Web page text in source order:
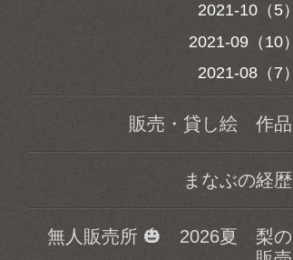
2021-10（5）
2021-09（10）
2021-08（7）
販売・貸し絵 作品
まなぶの経歴
無人販売所 🎃 2026夏 梨の